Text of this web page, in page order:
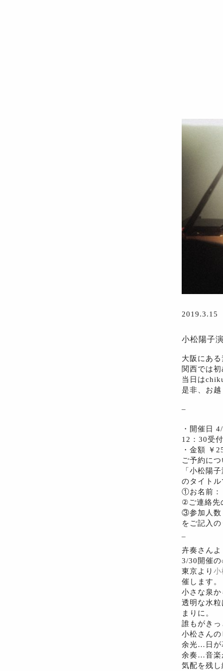
2019.3.15
小松陽子
大阪にあ
関西では
当日は
是非、お
・開催日
12：30受
・金額 ￥
ご予約に
「小松陽
のタイトル
①お名前：
②ご連絡先
③参加人数
をご記入
卉奏さんよ
3/30開催の
東京より 小
催します。
小さな泉
透明な水
まりに。
誰もがき
小松さん
余光…日が
余奏…音楽
気配を残